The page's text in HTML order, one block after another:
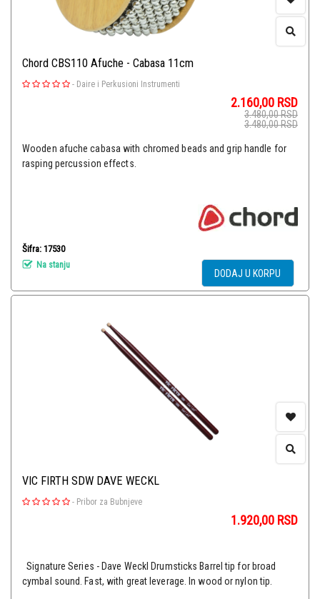
Chord CBS110 Afuche - Cabasa 11cm
- Daire i Perkusioni Instrumenti
2.160,00 RSD
3.480,00RSD
3.480,00RSD
Wooden afuche cabasa with chromed beads and grip handle for
rasping percussion effects.
Šifra: 17530
Na stanju
DODAJ U KORPU
VIC FIRTH SDW DAVE WECKL
- Pribor za Bubnjeve
1.920,00 RSD
Signature Series - Dave Weckl Drumsticks Barrel tip for broad
cymbal sound. Fast, with great leverage. In wood or nylon tip.